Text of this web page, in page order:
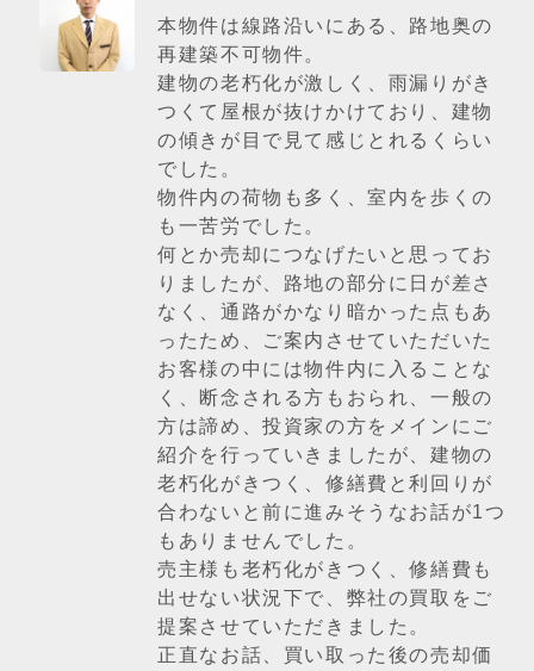
本物件は線路沿いにある、路地奥の
再建築不可物件。
建物の老朽化が激しく、雨漏りがき
つくて屋根が抜けかけており、建物
の傾きが目で見て感じとれるくらい
でした。
物件内の荷物も多く、室内を歩くの
も一苦労でした。
何とか売却につなげたいと思ってお
りましたが、路地の部分に日が差さ
なく、通路がかなり暗かった点もあ
ったため、ご案内させていただいた
お客様の中には物件内に入ることな
く、断念される方もおられ、一般の
方は諦め、投資家の方をメインにご
紹介を行っていきましたが、建物の
老朽化がきつく、修繕費と利回りが
合わないと前に進みそうなお話が1つ
もありませんでした。
売主様も老朽化がきつく、修繕費も
出せない状況下で、弊社の買取をご
提案させていただきました。
正直なお話、買い取った後の売却価